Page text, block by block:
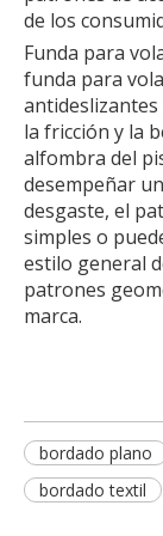
de los
Funda para
funda para
la fricción y la
alfombra del
desempeñar
desgaste, el
simples o
estilo general
patrones
marca.
bordado plano
bordado textil